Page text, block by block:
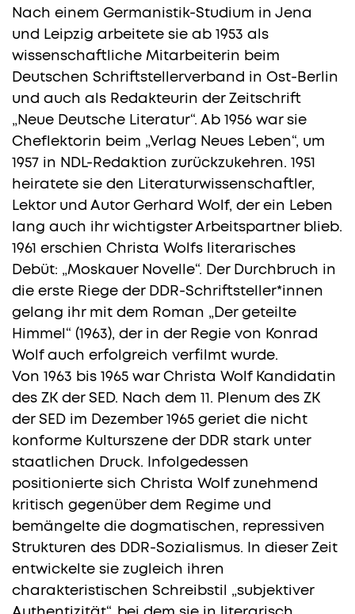
Nach einem Germanistik-Studium in Jena
und Leipzig arbeitete sie ab 1953 als
wissenschaftliche Mitarbeiterin beim
Deutschen Schriftstellerverband in Ost-Berlin
und auch als Redakteurin der Zeitschrift
„Neue Deutsche Literatur“. Ab 1956 war sie
Cheflektorin beim „Verlag Neues Leben“, um
1957 in NDL-Redaktion zurückzukehren. 1951
heiratete sie den Literaturwissenschaftler,
Lektor und Autor Gerhard Wolf, der ein Leben
lang auch ihr wichtigster Arbeitspartner blieb.
1961 erschien Christa Wolfs literarisches
Debüt: „Moskauer Novelle“. Der Durchbruch in
die erste Riege der DDR-Schriftsteller*innen
gelang ihr mit dem Roman „Der geteilte
Himmel“ (1963), der in der Regie von Konrad
Wolf auch erfolgreich verfilmt wurde.
Von 1963 bis 1965 war Christa Wolf Kandidatin
des ZK der SED. Nach dem 11. Plenum des ZK
der SED im Dezember 1965 geriet die nicht
konforme Kulturszene der DDR stark unter
staatlichen Druck. Infolgedessen
positionierte sich Christa Wolf zunehmend
kritisch gegenüber dem Regime und
bemängelte die dogmatischen, repressiven
Strukturen des DDR-Sozialismus. In dieser Zeit
entwickelte sie zugleich ihren
charakteristischen Schreibstil „subjektiver